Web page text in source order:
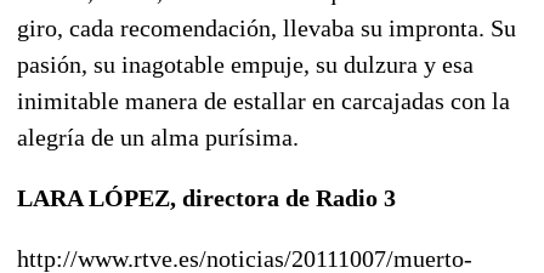
giro, cada recomendación, llevaba su impronta. Su
pasión, su inagotable empuje, su dulzura y esa
inimitable manera de estallar en carcajadas con la
alegría de un alma purísima.
LARA LÓPEZ, directora de Radio 3
http://www.rtve.es/noticias/20111007/muerto-